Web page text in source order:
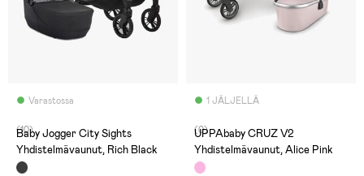
Varastossa
(10)
Baby Jogger City Sights
Yhdistelmävaunut, Rich Black
1 JÄLJELLÄ
(0)
UPPAbaby CRUZ V2
Yhdistelmävaunut, Alice Pink